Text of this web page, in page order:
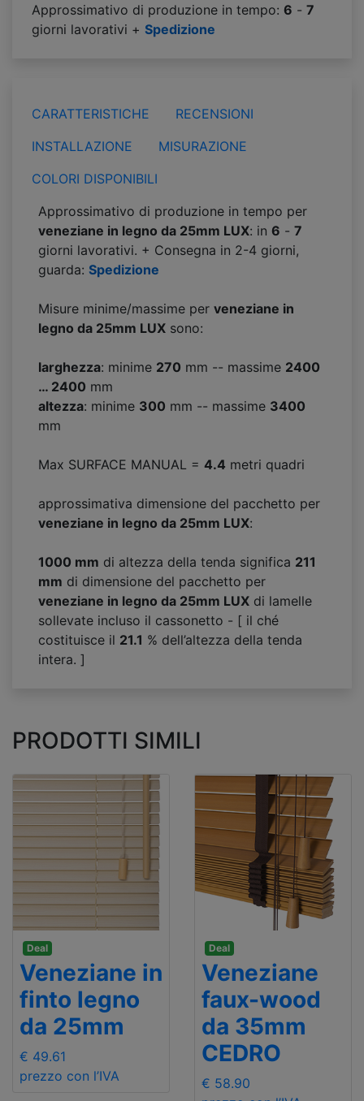
Approssimativo di produzione in tempo: 6 - 7
giorni lavorativi + Spedizione
CARATTERISTICHE
RECENSIONI
INSTALLAZIONE
MISURAZIONE
COLORI DISPONIBILI
Approssimativo di produzione in tempo per
veneziane in legno da 25mm LUX: in 6 - 7
giorni lavorativi. + Consegna in 2-4 giorni,
guarda: Spedizione
Misure minime/massime per veneziane in
legno da 25mm LUX sono:
larghezza: minime 270 mm -- massime 2400
… 2400 mm
altezza: minime 300 mm -- massime 3400
mm
Max SURFACE MANUAL = 4.4 metri quadri
approssimativa dimensione del pacchetto per
veneziane in legno da 25mm LUX:
1000 mm di altezza della tenda significa 211
mm di dimensione del pacchetto per
veneziane in legno da 25mm LUX di lamelle
sollevate incluso il cassonetto - [ il ché
costituisce il 21.1 % dell’altezza della tenda
intera. ]
PRODOTTI SIMILI
Deal
Veneziane in
finto legno
da 25mm
€ 49.61
prezzo con l’IVA
Deal
Veneziane
faux-wood
da 35mm
CEDRO
€ 58.90